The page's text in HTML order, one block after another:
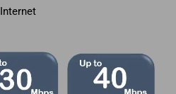
Internet